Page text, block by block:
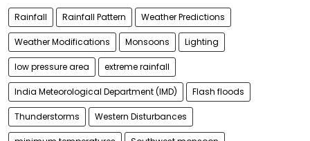
Rainfall Rainfall Pattern Weather Predictions
Weather Modifications Monsoons Lighting
low pressure area extreme rainfall
India Meteorological Department (IMD) Flash floods
Thunderstorms Western Disturbances